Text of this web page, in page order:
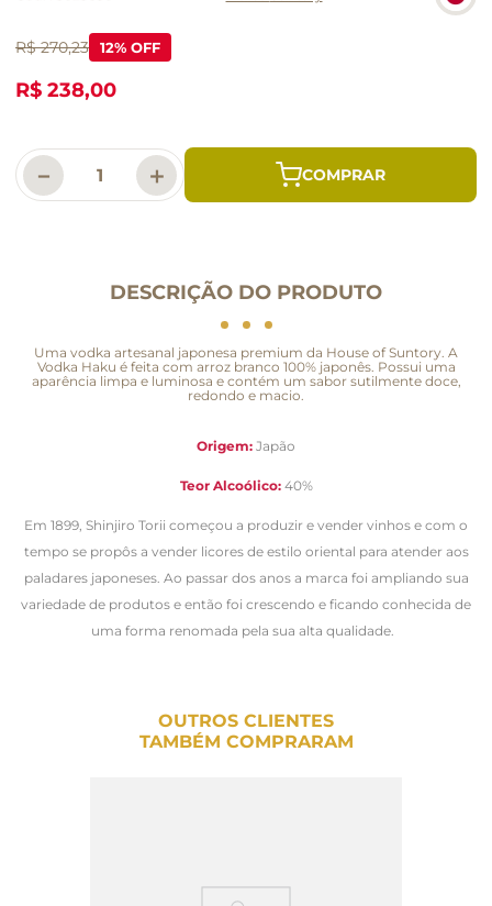
R$ 270,23 12% OFF
R$ 238,00
＋
－
DESCRIÇÃO DO PRODUTO
Uma vodka artesanal japonesa premium da House of Suntory. A
Vodka Haku é feita com arroz branco 100% japonês. Possui uma
aparência limpa e luminosa e contém um sabor sutilmente doce,
redondo e macio.
Origem: Japão
Teor Alcoólico:40%
Em 1899, Shinjiro Torii começou a produzir e vender vinhos e com o
tempo se propôs a vender licores de estilo oriental para atender aos
paladares japoneses. Ao passar dos anos a marca foi ampliando sua
variedade de produtos e então foi crescendo e ficando conhecida de
uma forma renomada pela sua alta qualidade.
OUTROS CLIENTES
TAMBÉM COMPRARAM
macarrão